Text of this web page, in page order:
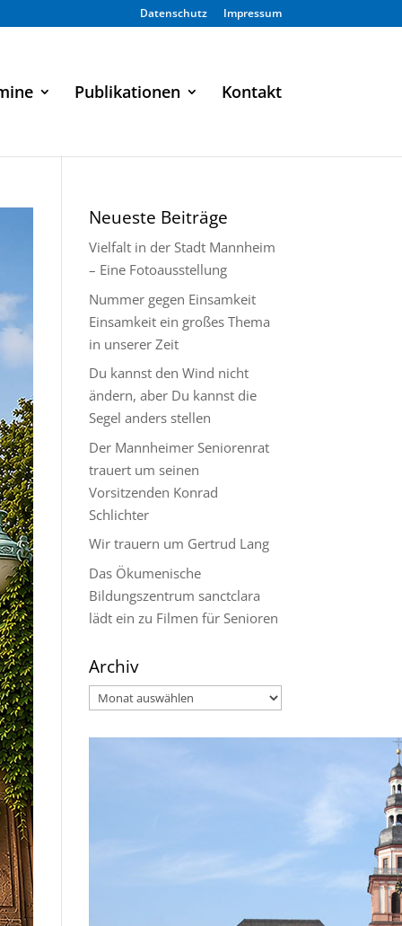
Datenschutz Impressum
Publikationen Kontakt
Neueste Beiträge
Vielfalt in der Stadt Mannheim
– Eine Fotoausstellung
Nummer gegen Einsamkeit
Einsamkeit ein großes Thema
in unserer Zeit
Du kannst den Wind nicht
ändern, aber Du kannst die
Segel anders stellen
Der Mannheimer Seniorenrat
trauert um seinen
Vorsitzenden Konrad
Schlichter
Wir trauern um Gertrud Lang
Das Ökumenische
Bildungszentrum sanctclara
lädt ein zu Filmen für Senioren
Archiv
Archiv